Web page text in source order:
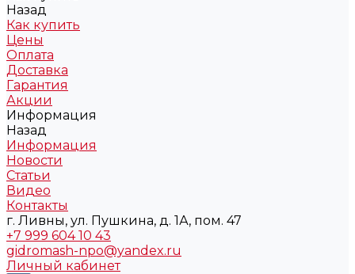
Назад
Как купить
Цены
Оплата
Доставка
Гарантия
Акции
Информация
Назад
Информация
Новости
Статьи
Видео
Контакты
г. Ливны, ул. Пушкина, д. 1А, пом. 47
+7 999 604 10 43
gidromash-npo@yandex.ru
Личный кабинет